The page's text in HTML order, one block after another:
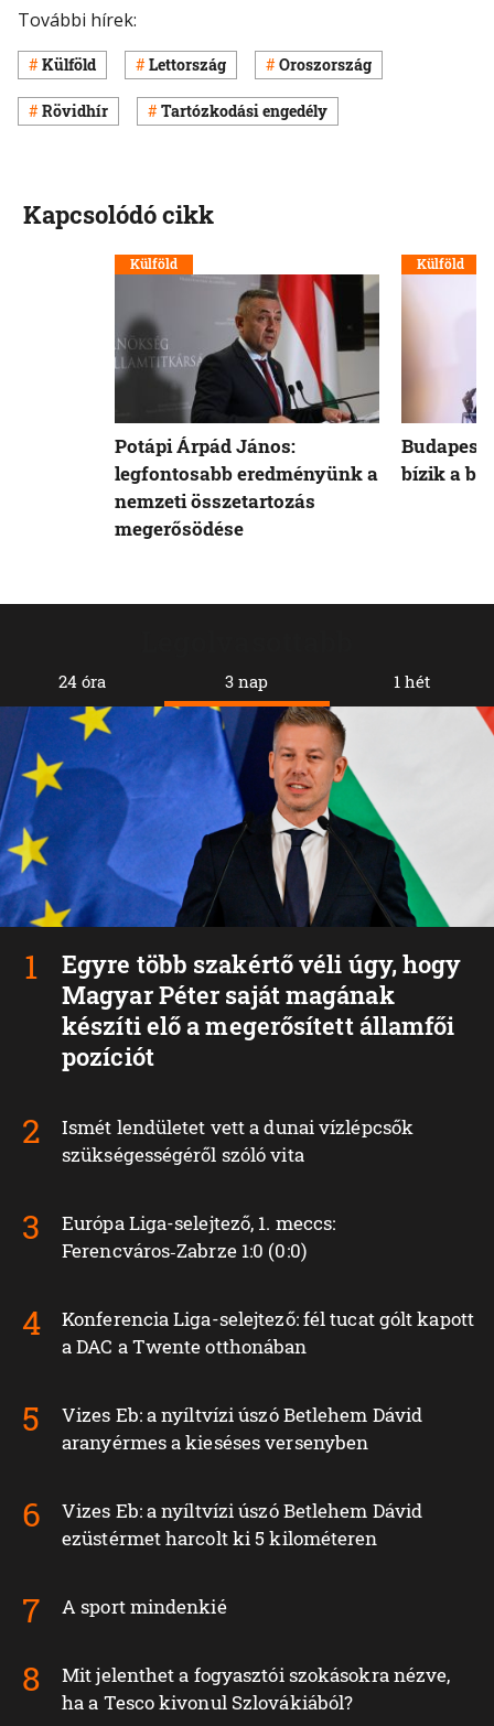
További hírek:
Külföld Lettország Oroszország
Rövidhír Tartózkodási engedély
24 óra 3 nap
Egyre több szakértő véli úgy, hogy
Magyar Péter saját magának
készíti elő a megerősített államfői
pozíciót
Ismét lendületet vett a dunai vízlépcsők
szükségességéről szóló vita
Európa Liga-selejtező, 1. meccs:
Ferencváros‑Zabrze 1:0 (0:0)
Konferencia Liga-selejtező: fél tucat gólt kapott
a DAC a Twente otthonában
Vizes Eb: a nyíltvízi úszó Betlehem Dávid
aranyérmes a kieséses versenyben
Vizes Eb: a nyíltvízi úszó Betlehem Dávid
ezüstérmet harcolt ki 5 kilométeren
A sport mindenkié
Mit jelenthet a fogyasztói szokásokra nézve,
ha a Tesco kivonul Szlovákiából?
1 hét
Kapcsolódó cikk
Külföld
Potápi Árpád János:
legfontosabb eredményünk a
nemzeti összetartozás
megerősödése
Külföld
Budapest
bízik a